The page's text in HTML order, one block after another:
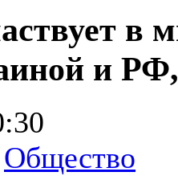
в
и
Общество